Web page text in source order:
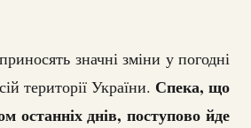
значні зміни у погодні
території України. Спека, що
останніх днів, поступово йде